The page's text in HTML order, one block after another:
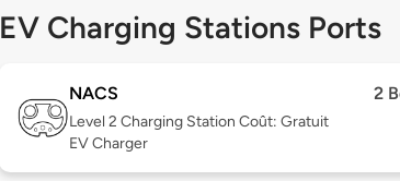
EV Charging Stations Ports
NACS 2
Level 2 Charging Station Coût: Gratuit
EV Charger